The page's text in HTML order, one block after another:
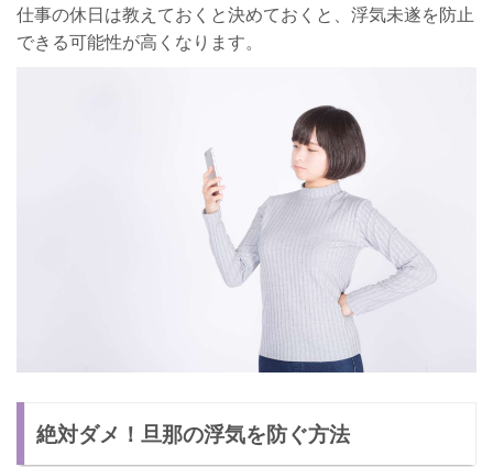
仕事の休日は教えておくと決めておくと、浮気未遂を防止
できる可能性が高くなります。
絶対ダメ！旦那の浮気を防ぐ方法